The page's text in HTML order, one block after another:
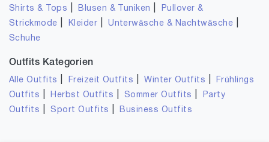
Shirts & Tops Blusen & Tuniken
Pullover &
Strickmode
Kleider |Unterwäsche & Nachtwäsche
Schuhe
Outfits Kategorien
Alle Outfits Freizeit Outfits |Winter Outfits
Frühlings
Outfits
Herbst Outfits Sommer Outfits
Party
Outfits
Sport Outfits Business Outfits